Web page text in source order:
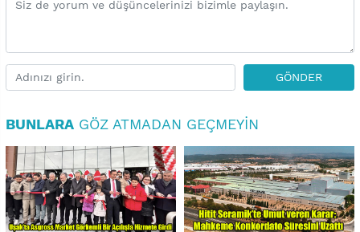
GÖNDER
BUNLARA GÖZ ATMADAN GEÇMEYIN